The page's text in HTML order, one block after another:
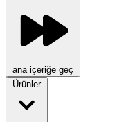
ana içeriğe geç
Ürünler